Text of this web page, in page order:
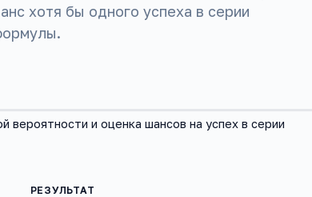
хотя бы одного успеха в серии
вероятности и оценка шансов на успех в серии